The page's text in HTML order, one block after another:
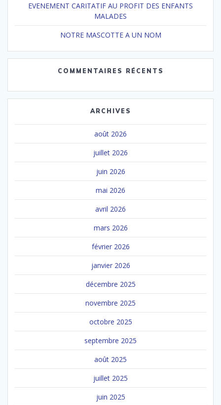
EVENEMENT CARITATIF AU PROFIT DES ENFANTS
MALADES
NOTRE MASCOTTE A UN NOM
COMMENTAIRES RÉCENTS
ARCHIVES
août 2026
juillet 2026
juin 2026
mai 2026
avril 2026
mars 2026
février 2026
janvier 2026
décembre 2025
novembre 2025
octobre 2025
septembre 2025
août 2025
juillet 2025
juin 2025